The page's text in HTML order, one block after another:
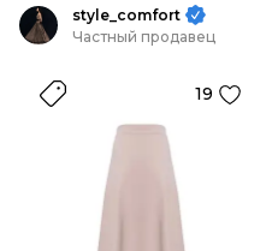
style_comfort
Частный продавец
19